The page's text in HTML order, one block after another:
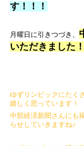
す！！！
月曜日に引きつづき、
いただきました！
ゆずリンピックにたく
嬉しく思っています！
中部経済新聞さんにも
らせしていきますね♪